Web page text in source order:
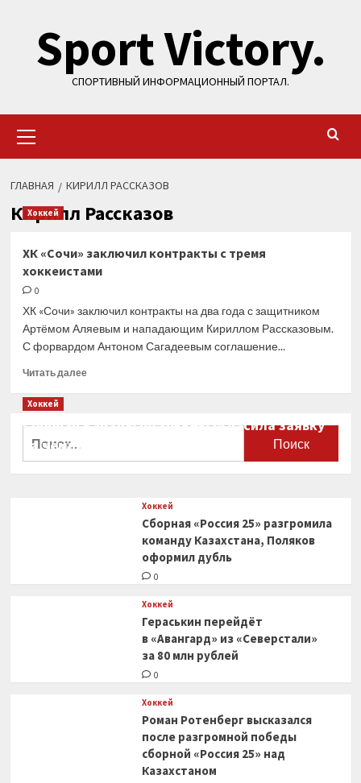
содержимому
Sport Victory.
СПОРТИВНЫЙ ИНФОРМАЦИОННЫЙ ПОРТАЛ.
меню
ГЛАВНАЯ КИРИЛЛ РАССКАЗОВ
Кирилл Рассказов
Хоккей
ХК «Сочи» заключил контракты с тремя
хоккеистами
0
ХК «Сочи» заключил контракты на два года с защитником
Артёмом Аляевым и нападающим Кириллом Рассказовым.
С форвардом Антоном Сагадеевым соглашение...
Читать далееПрочитать
с тремя
Хоккей
Сборная Канады по хоккею огласила заявку
на чемпионат мира
Хоккей
Сборная «Россия 25» разгромила
команду Казахстана, Поляков
оформил дубль
0
Хоккей
Гераськин перейдёт
в «Авангард» из «Северстали»
за 80 млн рублей
0
Хоккей
Роман Ротенберг высказался
после разгромной победы
сборной «Россия 25» над
Казахстаном